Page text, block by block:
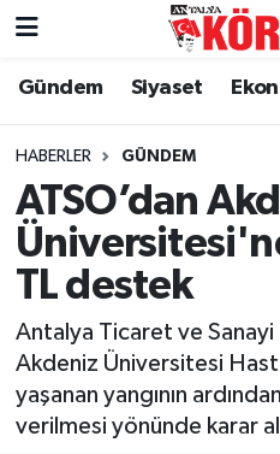
Gündem Siyaset
HABERLER GÜNDEM
ATSO’dan
TL destek
Antalya Ticaret ve Sanayi
Akdeniz Üniversitesi
yaşanan yangının
verilmesi yönünde karar
Gündem
Siyaset
Yerel Yönetim
Ekonomi
Spor
Yaşam
Nöbetçi Eczaneler
Hava Durumu
Trafik Durumu
Süper Lig Puan
Tüm Manşetler
Son Dakika Haberleri